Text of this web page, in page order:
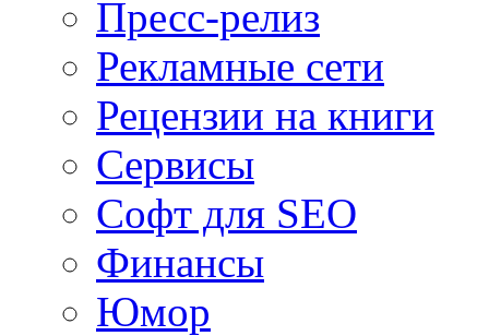
Пресс-релиз
Рекламные сети
Рецензии на книги
Сервисы
Софт для SEO
Финансы
Юмор